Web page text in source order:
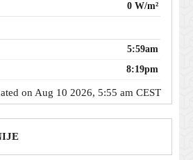
0 W/m²
5:59am
8:19pm
on Aug 10 2026, 5:55 am CEST